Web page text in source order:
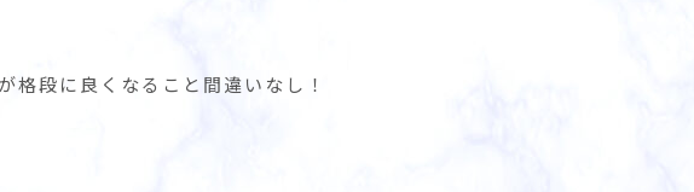
格段に良くなること間違いなし！